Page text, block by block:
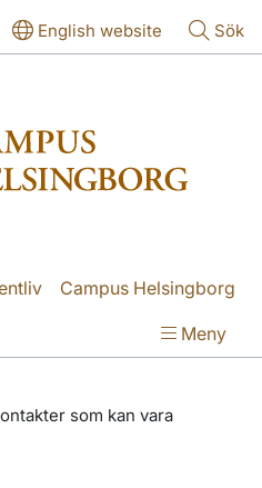
English website Sök
Campus Helsingborg
Meny
som kan vara